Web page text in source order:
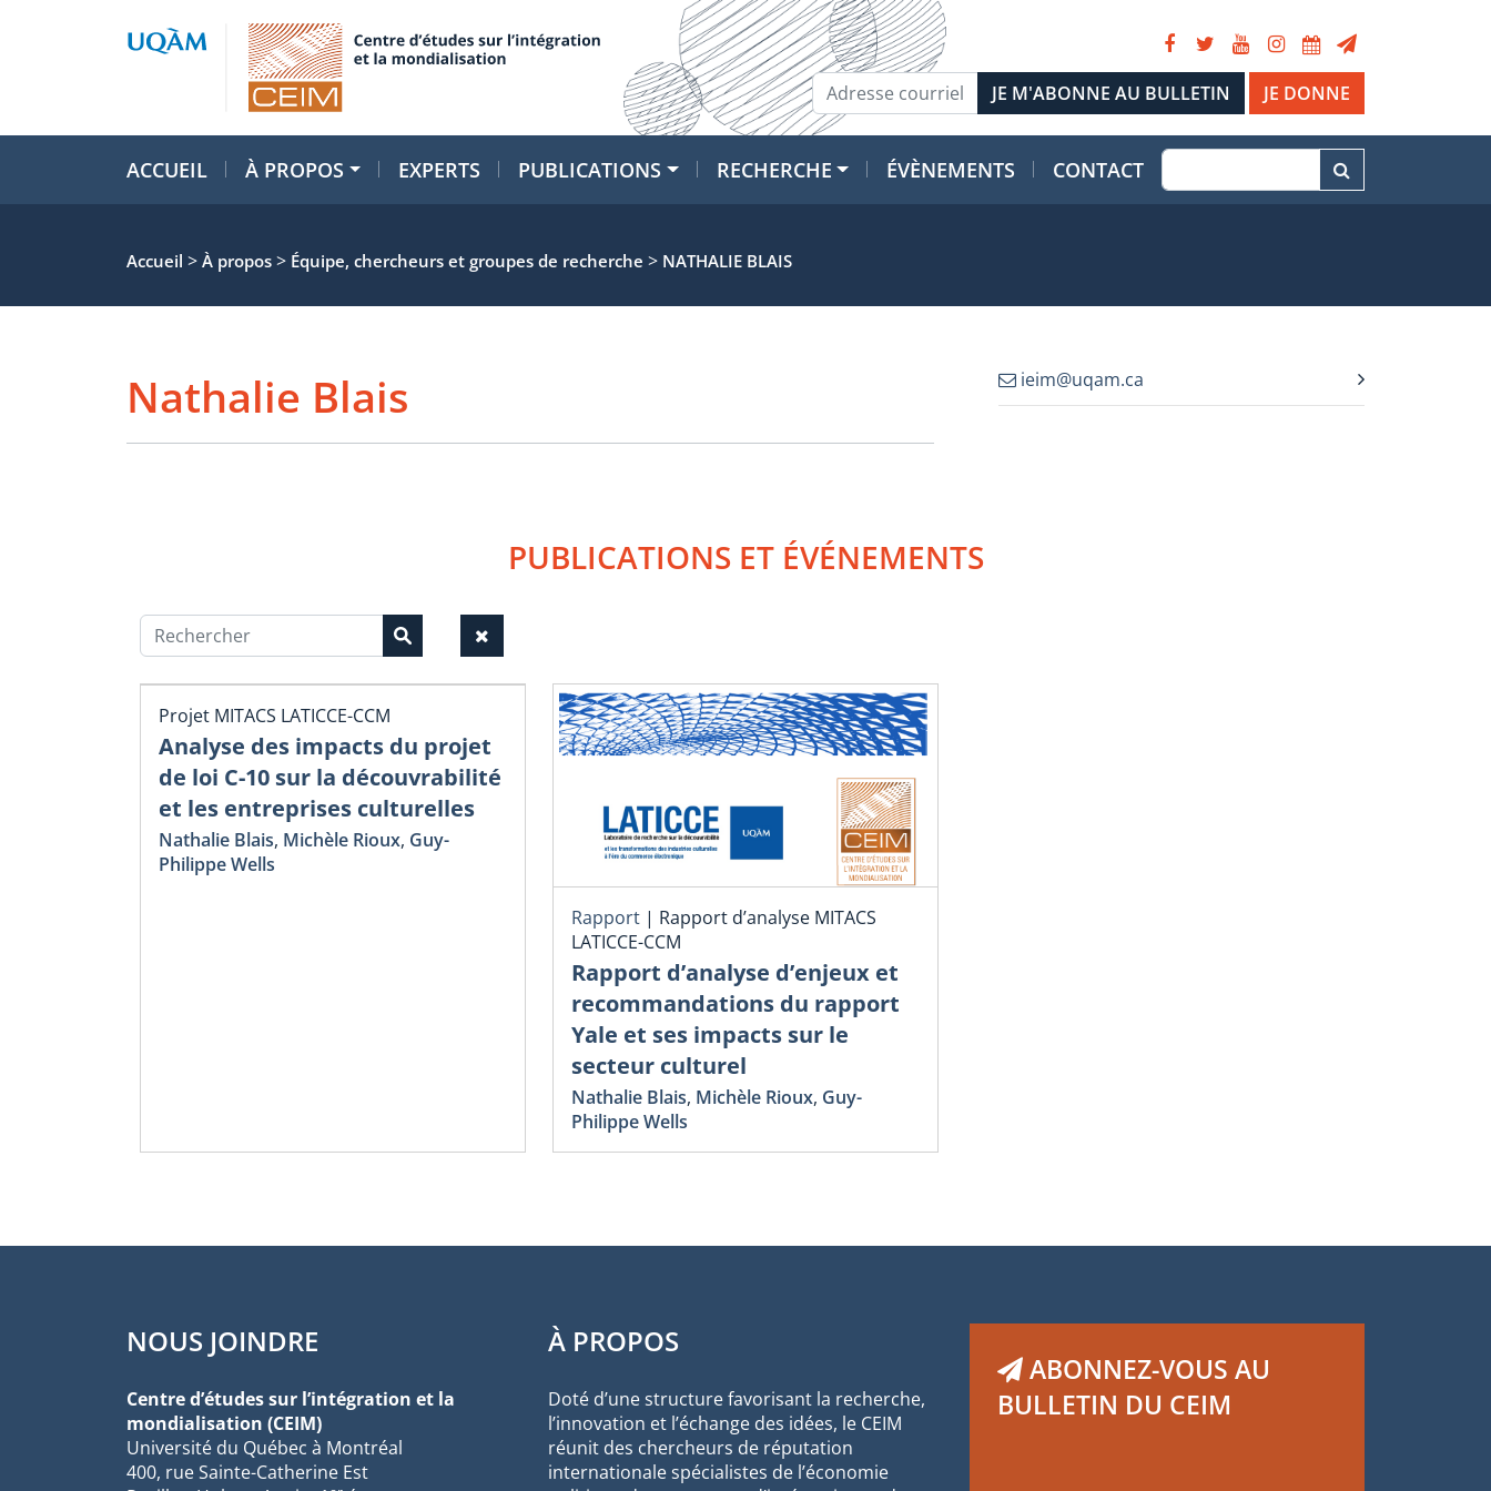
JE DONNE
ACCUEIL À PROPOS EXPERTS PUBLICATIONS RECHERCHE ÉVÈNEMENTS CONTACT
Accueil > À propos > Équipe, chercheurs et groupes de recherche > NATHALIE BLAIS
Nathalie Blais ieim@uqam.ca
PUBLICATIONS ET ÉVÉNEMENTS
Projet MITACS LATICCE-CCM
Analyse des impacts du projet
de loi C-10 sur la découvrabilité
et les entreprises culturelles
Nathalie Blais, Michèle Rioux, Guy-
Philippe Wells
Rapport | Rapport d’analyse MITACS
LATICCE-CCM
Rapport d’analyse d’enjeux et
recommandations du rapport
Yale et ses impacts sur le
secteur culturel
Nathalie Blais, Michèle Rioux, Guy-
Philippe Wells
NOUS JOINDRE
Centre d’études sur l’intégration et la
mondialisation (CEIM)
Université du Québec à Montréal
400, rue Sainte-Catherine Est
À PROPOS
Doté d’une structure favorisant la recherche,
l’innovation et l’échange des idées, le CEIM
réunit des chercheurs de réputation
internationale spécialistes de l’économie
ABONNEZ-VOUS AU
BULLETIN DU CEIM